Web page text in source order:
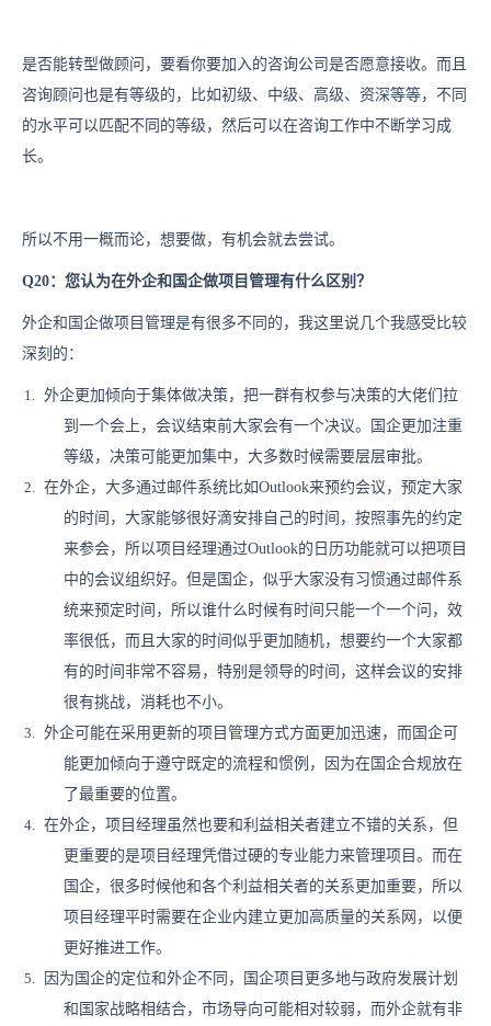
是否能转型做顾问，要看你要加入的咨询公司是否愿意接收。而且
咨询顾问也是有等级的，比如初级、中级、高级、资深等等，不同
的水平可以匹配不同的等级，然后可以在咨询工作中不断学习成
长。
所以不用一概而论，想要做，有机会就去尝试。
Q20：您认为在外企和国企做项目管理有什么区别？
外企和国企做项目管理是有很多不同的，我这里说几个我感受比较
深刻的：
外企更加倾向于集体做决策，把一群有权参与决策的大佬们拉
到一个会上，会议结束前大家会有一个决议。国企更加注重
等级，决策可能更加集中，大多数时候需要层层审批。
在外企，大多通过邮件系统比如Outlook来预约会议，预定大家
的时间，大家能够很好滴安排自己的时间，按照事先的约定
来参会，所以项目经理通过Outlook的日历功能就可以把项目
中的会议组织好。但是国企，似乎大家没有习惯通过邮件系
统来预定时间，所以谁什么时候有时间只能一个一个问，效
率很低，而且大家的时间似乎更加随机，想要约一个大家都
有的时间非常不容易，特别是领导的时间，这样会议的安排
很有挑战，消耗也不小。
外企可能在采用更新的项目管理方式方面更加迅速，而国企可
能更加倾向于遵守既定的流程和惯例，因为在国企合规放在
了最重要的位置。
在外企，项目经理虽然也要和利益相关者建立不错的关系，但
更重要的是项目经理凭借过硬的专业能力来管理项目。而在
国企，很多时候他和各个利益相关者的关系更加重要，所以
项目经理平时需要在企业内建立更加高质量的关系网，以便
更好推进工作。
因为国企的定位和外企不同，国企项目更多地与政府发展计划
和国家战略相结合，市场导向可能相对较弱，而外企就有非